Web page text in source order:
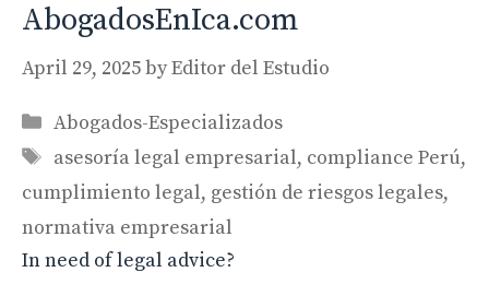
AbogadosEnIca.com
April 29, 2025byEditor del Estudio
Categories
Abogados-Especializados
Tags
asesoría legal empresarial, compliance Perú,
cumplimiento legal, gestión de riesgos legales,
normativa empresarial
In need of legal advice?